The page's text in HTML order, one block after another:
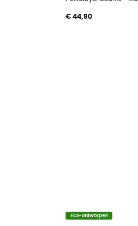
€ 44,90
Eco-ontworpen